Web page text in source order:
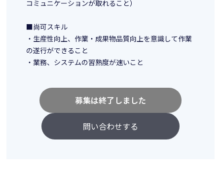
コミュニケーションが取れること）
■尚可スキル
・生産性向上、作業・成果物品質向上を意識して作業
の遂行ができること
・業務、システムの習熟度が速いこと
問い合わせする
募集は終了しました